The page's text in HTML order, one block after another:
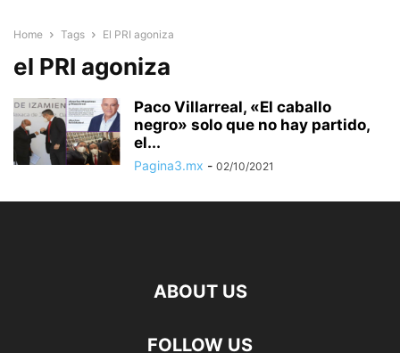
Home Tags El PRI agoniza
el PRI agoniza
Paco Villarreal, «El caballo
negro» solo que no hay partido,
el...
Pagina3.mx - 02/10/2021
ABOUT US
FOLLOW US